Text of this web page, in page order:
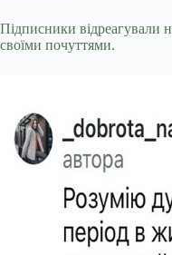
Підписники відреагували
своїми почуттями.